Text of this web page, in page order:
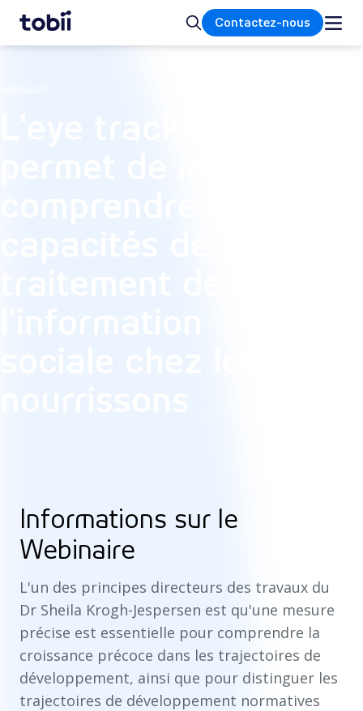
Accueil Rechercher
Contactez-nous
Informations sur le
Webinaire
L'un des principes directeurs des travaux du
Dr Sheila Krogh-Jespersen est qu'une mesure
précise est essentielle pour comprendre la
croissance précoce dans les trajectoires de
développement, ainsi que pour distinguer les
trajectoires de développement normatives